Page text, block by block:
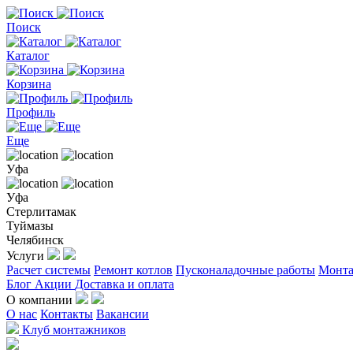
Поиск
Каталог
Корзина
Профиль
Еще
Уфа
Уфа
Стерлитамак
Туймазы
Челябинск
Услуги
Расчет системы Ремонт котлов Пусконаладочные работы
Блог Акции Доставка и оплата
О компании
О нас Контакты Вакансии
Клуб монтажников